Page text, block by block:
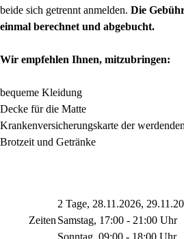
beide sich getrennt anmelden. Die
einmal berechnet und abgebucht.
Wir empfehlen Ihnen, mitzubringen:
bequeme Kleidung
Decke für die Matte
Krankenversicherungskarte der
Brotzeit und Getränke
Zeiten
2 Tage, 28.11.2026,
Samstag, 17:00 - 21:00 Uhr
Sonntag, 09:00 - 18:00 Uhr,